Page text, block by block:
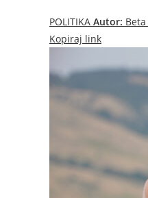
POLITIKA Autor: Beta
Kopiraj link